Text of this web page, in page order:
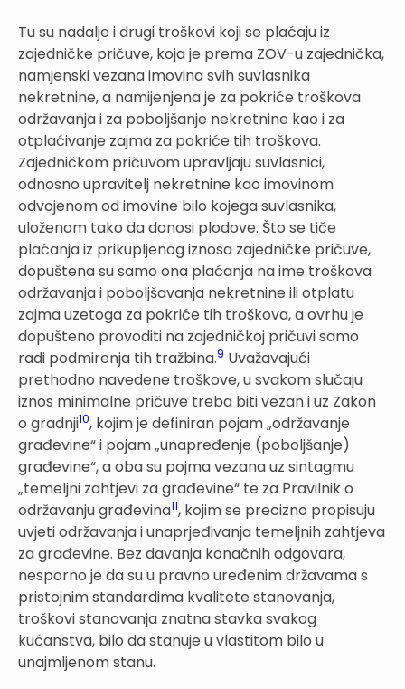
Tu su nadalje i drugi troškovi koji se plaćaju iz
zajedničke pričuve, koja je prema ZOV-u zajednička,
namjenski vezana imovina svih suvlasnika
nekretnine, a namijenjena je za pokriće troškova
održavanja i za poboljšanje nekretnine kao i za
otplaćivanje zajma za pokriće tih troškova.
Zajedničkom pričuvom upravljaju suvlasnici,
odnosno upravitelj nekretnine kao imovinom
odvojenom od imovine bilo kojega suvlasnika,
uloženom tako da donosi plodove. Što se tiče
plaćanja iz prikupljenog iznosa zajedničke pričuve,
dopuštena su samo ona plaćanja na ime troškova
održavanja i poboljšavanja nekretnine ili otplatu
zajma uzetoga za pokriće tih troškova, a ovrhu je
dopušteno provoditi na zajedničkoj pričuvi samo
radi podmirenja tih tražbina.9 Uvažavajući
prethodno navedene troškove, u svakom slučaju
iznos minimalne pričuve treba biti vezan i uz Zakon
o gradnji10, kojim je definiran pojam „održavanje
građevine“ i pojam „unapređenje (poboljšanje)
građevine“, a oba su pojma vezana uz sintagmu
„temeljni zahtjevi za građevine“ te za Pravilnik o
održavanju građevina11, kojim se precizno propisuju
uvjeti održavanja i unaprjeđivanja temeljnih zahtjeva
za građevine. Bez davanja konačnih odgovara,
nesporno je da su u pravno uređenim državama s
pristojnim standardima kvalitete stanovanja,
troškovi stanovanja znatna stavka svakog
kućanstva, bilo da stanuje u vlastitom bilo u
unajmljenom stanu.